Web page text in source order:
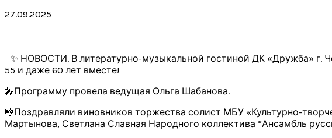
27.09.2025
✨ НОВОСТИ. В литературно-музыкальной гостиной ДК «Дружба» г.
55 и даже 60 лет вместе!
🎤Программу провела ведущая Ольга Шабанова.
🎼Поздравляли виновников торжества солист МБУ «Культурно-
Мартынова, Светлана Славная Народного коллектива “Ансамбль